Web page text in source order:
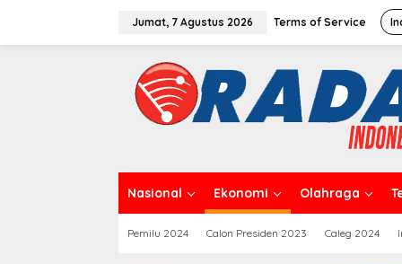
Jumat, 7 Agustus 2026 Terms of Service
Nasional Ekonomi Olahraga
Pemilu 2024 Calon Presiden 2023 Caleg 2024